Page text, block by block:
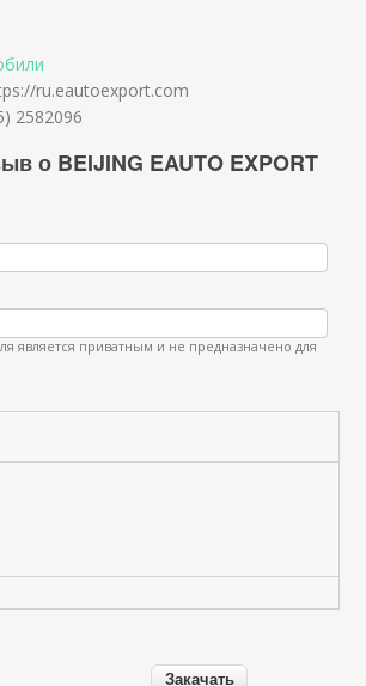
ru.eautoexport.com
2582096
о BEIJING EAUTO EXPORT
является приватным и не предназначено для